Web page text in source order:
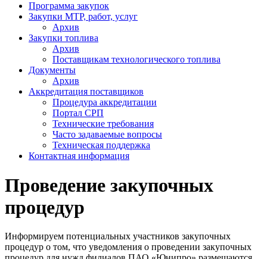
Программа закупок
Закупки МТР, работ, услуг
Архив
Закупки топлива
Архив
Поставщикам технологического топлива
Документы
Архив
Аккредитация поставщиков
Процедура аккредитации
Портал СРП
Технические требования
Часто задаваемые вопросы
Техническая поддержка
Контактная информация
Проведение закупочных
процедур
Информируем потенциальных участников закупочных
процедур о том, что уведомления о проведении закупочных